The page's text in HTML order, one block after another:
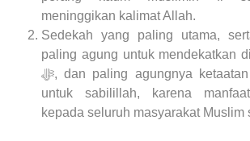
meninggikan kalimat Allah.
Sedekah yang paling utama,
paling agung untuk mendekatkan
ﷻ, dan paling agungnya ketaatan adalah ibadah
untuk sabilillah, karena
kepada seluruh masyarakat Muslim